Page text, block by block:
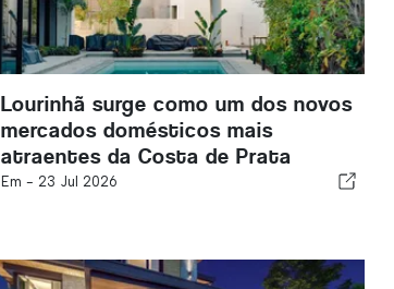
Lourinhã surge como um dos novos
mercados domésticos mais
atraentes da Costa de Prata
Em - 23 Jul 2026